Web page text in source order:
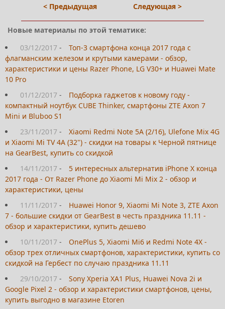
< Предыдущая Следующая >
Новые материалы по этой тематике:
03/12/2017 -
Топ-3 смартфона конца 2017 года с
флагманским железом и крутыми камерами - обзор,
характеристики и цены Razer Phone, LG V30+ и Huawei Mate
10 Pro
01/12/2017 -
Подборка гаджетов к новому году -
компактный ноутбук CUBE Thinker, смартфоны ZTE Axon 7
Mini и Bluboo S1
23/11/2017 -
Xiaomi Redmi Note 5A (2/16), Ulefone Mix 4G
и Xiaomi Mi TV 4A (32") - скидки на товары к Черной пятнице
на GearBest, купить со скидкой
14/11/2017 -
5 интересных альтернатив iPhone X конца
2017 года - От Razer Phone до Xiaomi Mi Mix 2 - обзор и
характеристики, цены
11/11/2017 -
Huawei Honor 9, Xiaomi Mi Note 3, ZTE Axon
7 - большие скидки от GearBest в честь праздника 11.11 -
обзор и характеристики, купить дешево
10/11/2017 -
OnePlus 5, Xiaomi Mi6 и Redmi Note 4X -
обзор трех отличных смартфонов, характеристики, купить со
скидкой на Гербест по случаю праздника 11.11
29/10/2017 -
Sony Xperia XA1 Plus, Huawei Nova 2i и
Google Pixel 2 - обзор и характеристики смартфонов, цены,
купить выгодно в магазине Etoren